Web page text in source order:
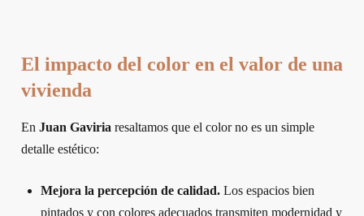
El impacto del color en el valor de una
vivienda
En Juan Gaviria resaltamos que el color no es un simple
detalle estético:
Mejora la percepción de calidad. Los espacios bien
pintados y con colores adecuados transmiten modernidad y